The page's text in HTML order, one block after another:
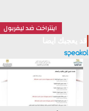
اينتراخت ضد ليفربول